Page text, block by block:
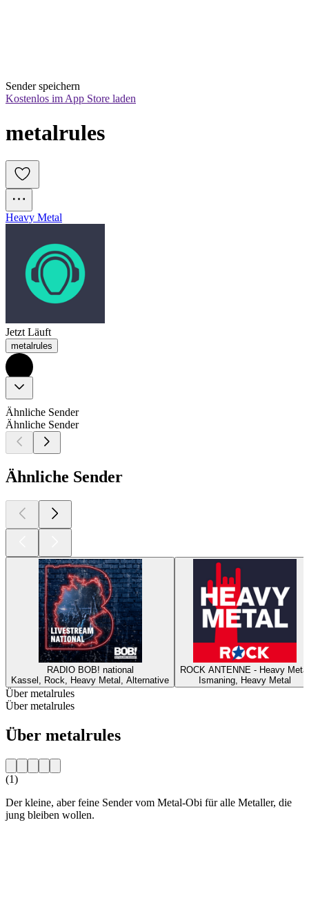
Sender speichern
Kostenlos im App Store laden
metalrules
Heavy Metal
Jetzt Läuft
metalrules
Ähnliche Sender
Ähnliche Sender
Ähnliche Sender
RADIO BOB! national
Kassel, Rock, Heavy Metal, Alternative
ROCK ANTENNE - Heavy Metal
Ismaning, Heavy Metal
Über metalrules
Über metalrules
Über metalrules
(1)
Der kleine, aber feine Sender vom Metal-Obi für alle Metaller, die
jung bleiben wollen.